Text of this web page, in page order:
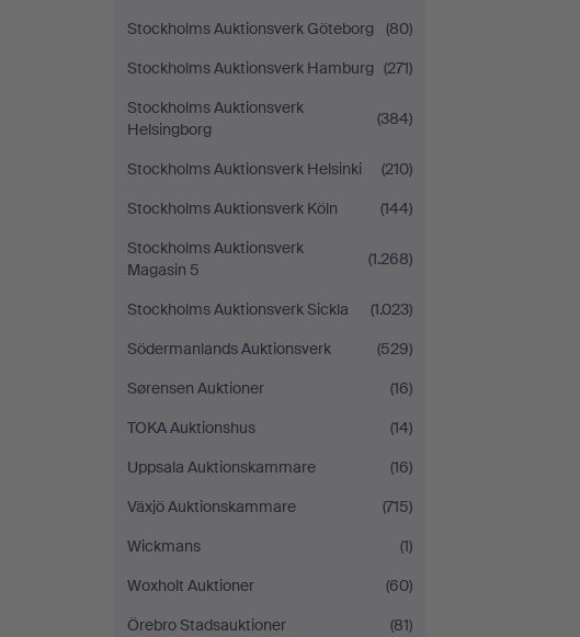
Stockholms Auktionsverk Göteborg
(80)
Stockholms Auktionsverk Hamburg (271)
Stockholms Auktionsverk
Helsingborg
(384)
Stockholms Auktionsverk Helsinki
(210)
Stockholms Auktionsverk Köln
(144)
Stockholms Auktionsverk
Magasin 5
(1.268)
Stockholms Auktionsverk Sickla
(1.023)
Södermanlands Auktionsverk
(529)
Sørensen Auktioner
(16)
TOKA Auktionshus
(14)
Uppsala Auktionskammare
(16)
Växjö Auktionskammare
(715)
Wickmans
(1)
Woxholt Auktioner
(60)
Örebro Stadsauktioner
(81)